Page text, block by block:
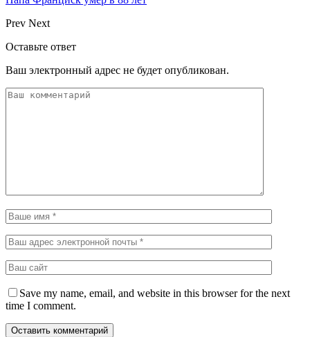
Prev Next
Оставьте ответ
Ваш электронный адрес не будет опубликован.
Save my name, email, and website in this browser for the next
time I comment.